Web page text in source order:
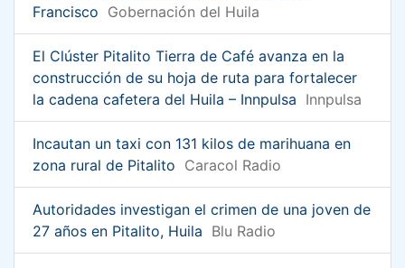
Francisco Gobernación del Huila
El Clúster Pitalito Tierra de Café avanza en la
construcción de su hoja de ruta para fortalecer
la cadena cafetera del Huila – Innpulsa Innpulsa
Incautan un taxi con 131 kilos de marihuana en
zona rural de Pitalito Caracol Radio
Autoridades investigan el crimen de una joven de
27 años en Pitalito, Huila Blu Radio